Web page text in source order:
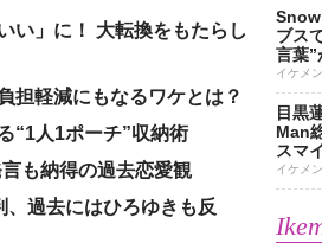
い」に！ 大転換をもたらし
担軽減にもなるワケとは？
“1人1ポーチ”収納術
も納得の過去恋愛観
過去にはひろゆきも反
ブス
言葉”
イケメン
目黒
Man
スマ
イケメン